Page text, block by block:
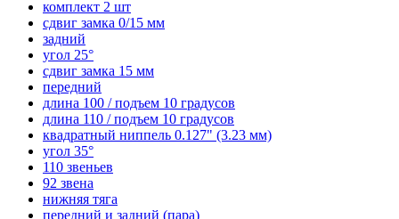
комплект 2 шт
сдвиг замка 0/15 мм
задний
угол 25°
сдвиг замка 15 мм
передний
длина 100 / подъем 10 градусов
длина 110 / подъем 10 градусов
квадратный ниппель 0.127" (3.23 мм)
угол 35°
110 звеньев
92 звена
нижняя тяга
передний и задний (пара)